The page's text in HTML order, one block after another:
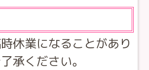
休業になることがあり
承ください。